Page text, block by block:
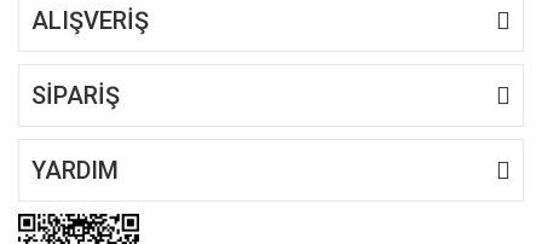
ALIŞVERİŞ
SİPARİŞ
YARDIM